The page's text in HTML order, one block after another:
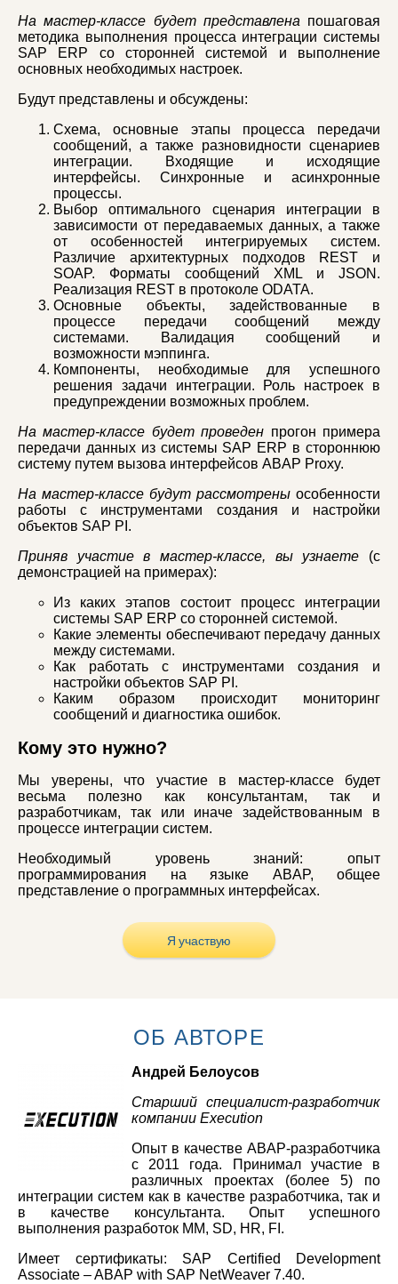
На мастер-классе будет представлена пошаговая
методика выполнения процесса интеграции системы
SAP ERP со сторонней системой и выполнение
основных необходимых настроек.
Будут представлены и обсуждены:
Схема, основные этапы процесса передачи
сообщений, а также разновидности сценариев
интеграции. Входящие и исходящие
интерфейсы. Синхронные и асинхронные
процессы.
Выбор оптимального сценария интеграции в
зависимости от передаваемых данных, а также
от особенностей интегрируемых систем.
Различие архитектурных подходов REST и
SOAP. Форматы сообщений XML и JSON.
Реализация REST в протоколе ODATA.
Основные объекты, задействованные в
процессе передачи сообщений между
системами. Валидация сообщений и
возможности мэппинга.
Компоненты, необходимые для успешного
решения задачи интеграции. Роль настроек в
предупреждении возможных проблем.
На мастер-классе будет проведен прогон примера
передачи данных из системы SAP ERP в стороннюю
систему путем вызова интерфейсов ABAP Proxy.
На мастер-классе будут рассмотрены особенности
работы с инструментами создания и настройки
объектов SAP PI.
Приняв участие в мастер-классе, вы узнаете (с
демонстрацией на примерах):
Из каких этапов состоит процесс интеграции
системы SAP ERP со сторонней системой.
Какие элементы обеспечивают передачу данных
между системами.
Как работать с инструментами создания и
настройки объектов SAP PI.
Каким образом происходит мониторинг
сообщений и диагностика ошибок.
Кому это нужно?
Мы уверены, что участие в мастер-классе будет
весьма полезно как консультантам, так и
разработчикам, так или иначе задействованным в
процессе интеграции систем.
Необходимый уровень знаний: опыт
программирования на языке ABAP, общее
представление о программных интерфейсах.
Я участвую
ОБ АВТОРЕ
Андрей Белоусов
Старший специалист-разработчик
компании Execution
Опыт в качестве ABAP-разработчика
с 2011 года. Принимал участие в
различных проектах (более 5) по
интеграции систем как в качестве разработчика, так и
в качестве консультанта. Опыт успешного
выполнения разработок MM, SD, HR, FI.
Имеет сертификаты: SAP Certified Development
Associate – ABAP with SAP NetWeaver 7.40.